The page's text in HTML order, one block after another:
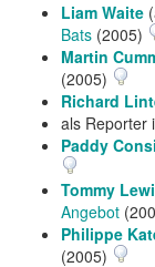
Liam Waite
Bats (2005)
Martin
(2005)
Richard
als Reporter
Paddy
Tommy
Angebot
Philippe
(2005)